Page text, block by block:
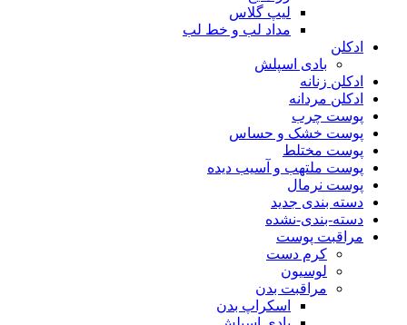
لیپ گلاس
مداد لب و خط لب
ادکلن
بادی اسپلش
ادکلن زنانه
ادکلن مردانه
پوست چرب
پوست خشک و حساس
پوست مختلط
پوست ملتهب و آسیب دیده
پوست نرمال
دسته بندی جدید
دسته-بندی-نشده
مراقبت پوست
کرم دست
لوسیون
مراقبت بدن
اسکراپ بدن